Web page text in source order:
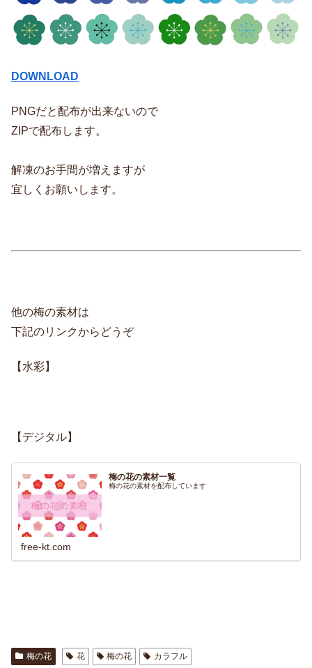
DOWNLOAD
PNGだと配布が出来ないので
ZIPで配布します。
解凍のお手間が増えますが
宜しくお願いします。
他の梅の素材は
下記のリンクからどうぞ
【水彩】
【デジタル】
梅の花の素材一覧
梅の花の素材を配布しています
free-kt.com
梅の花 花 梅の花 カラフル